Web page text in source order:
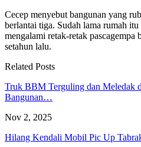
Cecep menyebut bangunan yang
berlantai tiga. Sudah lama rumah
mengalami retak-retak pascagempa
setahun lalu.
Related Posts
Truk BBM Terguling dan Meledak
Bangunan…
Nov 2, 2025
Hilang Kendali Mobil Pic Up